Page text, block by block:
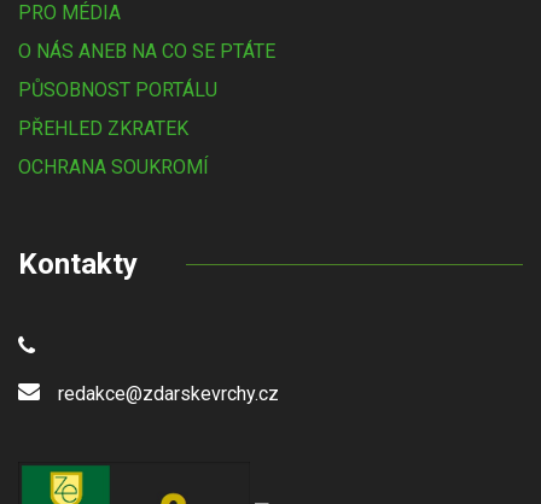
PRO MÉDIA
O NÁS ANEB NA CO SE PTÁTE
PŮSOBNOST PORTÁLU
PŘEHLED ZKRATEK
OCHRANA SOUKROMÍ
Kontakty
redakce@zdarskevrchy.cz